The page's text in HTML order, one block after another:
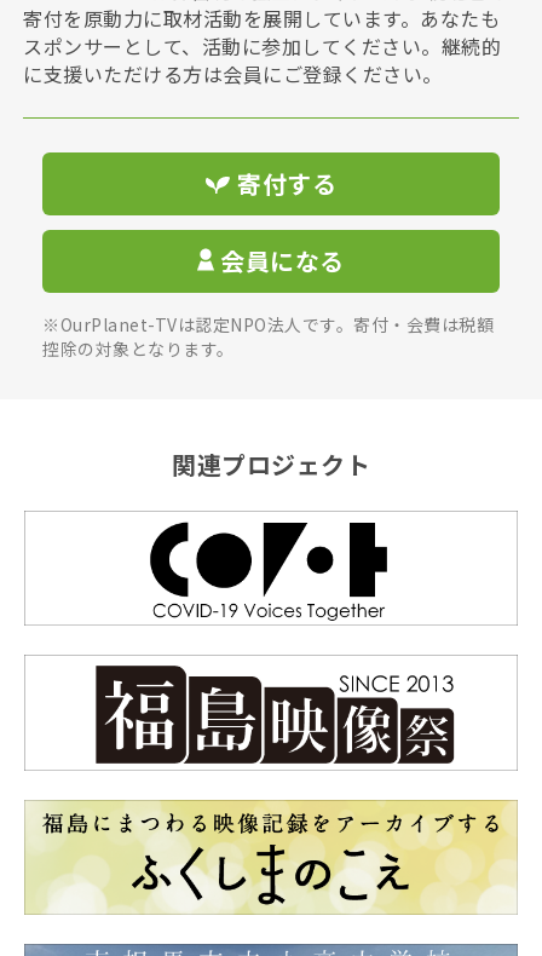
寄付を原動力に取材活動を展開しています。あなたも
スポンサーとして、活動に参加してください。継続的
に支援いただける方は会員にご登録ください。
寄付する
会員になる
※OurPlanet-TVは認定NPO法人です。寄付・会費は税額
控除の対象となります。
関連プロジェクト